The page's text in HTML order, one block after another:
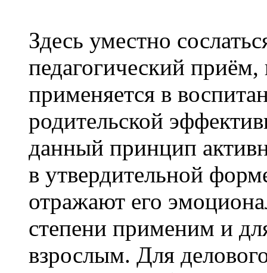
Здесь уместно
педагогический
применяется в
родительской
данный принцип
в утвердительной
отражают его
степени применим и
взрослым. Для